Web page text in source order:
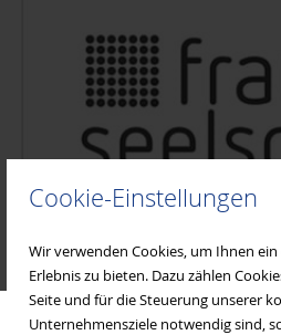
Cookie-Einstellungen
Wir verwenden Cookies, um Ihnen
Erlebnis zu bieten. Dazu zählen
Seite und für die Steuerung unserer
Unternehmensziele notwendig sind,
Gesundheitsamt Miltenberg